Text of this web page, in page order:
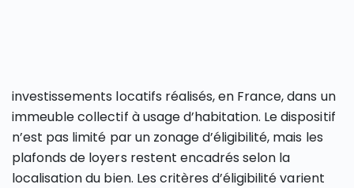
investissements locatifs réalisés, en France, dans un
immeuble collectif à usage d’habitation. Le dispositif
n’est pas limité par un zonage d’éligibilité, mais les
plafonds de loyers restent encadrés selon la
localisation du bien. Les critères d’éligibilité varient